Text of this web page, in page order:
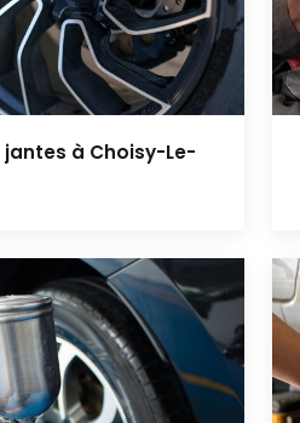
à Choisy-Le-